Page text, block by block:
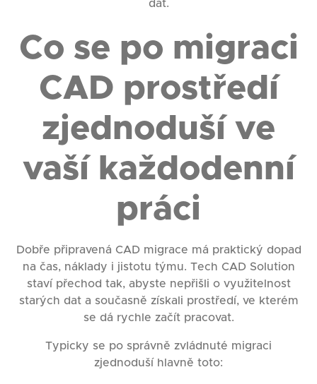
dat.
Co se po migraci
CAD prostředí
zjednoduší ve
vaší každodenní
práci
Dobře připravená CAD migrace má praktický dopad
na čas, náklady i jistotu týmu. Tech CAD Solution
staví přechod tak, abyste nepřišli o využitelnost
starých dat a současně získali prostředí, ve kterém
se dá rychle začít pracovat.
Typicky se po správně zvládnuté migraci
zjednoduší hlavně toto: